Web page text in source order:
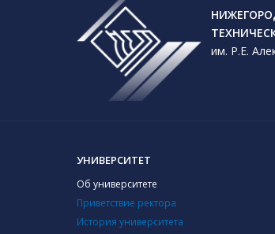
им. Р.Е.
УНИВЕРСИТЕТ
Об университете
Приветствие ректора
История университета